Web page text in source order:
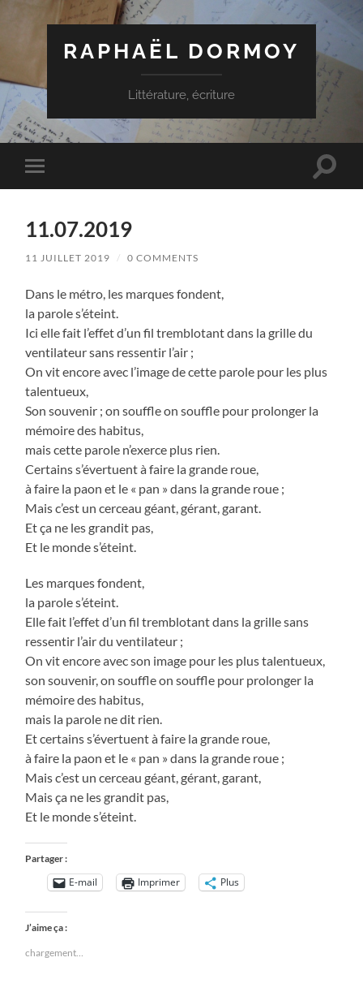
RAPHAËL DORMOY
Littérature, écriture
Toggle
mobile
Toggle
11.07.2019
11 JUILLET 2019 / 0 COMMENTS
Dans le métro, les marques fondent,
la parole s’éteint.
Ici elle fait l’effet d’un fil tremblotant dans la grille du
ventilateur sans ressentir l’air ;
On vit encore avec l’image de cette parole pour les plus
talentueux,
Son souvenir ; on souffle on souffle pour prolonger la
mémoire des habitus,
mais cette parole n’exerce plus rien.
Certains s’évertuent à faire la grande roue,
à faire la paon et le « pan » dans la grande roue ;
Mais c’est un cerceau géant, gérant, garant.
Et ça ne les grandit pas,
Et le monde s’éteint.
Les marques fondent,
la parole s’éteint.
Elle fait l’effet d’un fil tremblotant dans la grille sans
ressentir l’air du ventilateur ;
On vit encore avec son image pour les plus talentueux,
son souvenir, on souffle on souffle pour prolonger la
mémoire des habitus,
mais la parole ne dit rien.
Et certains s’évertuent à faire la grande roue,
à faire la paon et le « pan » dans la grande roue ;
Mais c’est un cerceau géant, gérant, garant,
Mais ça ne les grandit pas,
Et le monde s’éteint.
Partager :
E-mail Imprimer Plus
J’aime ça :
chargement…